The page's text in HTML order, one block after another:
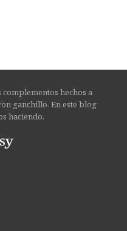
complementos hechos a
ganchillo. En este blog
haciendo.